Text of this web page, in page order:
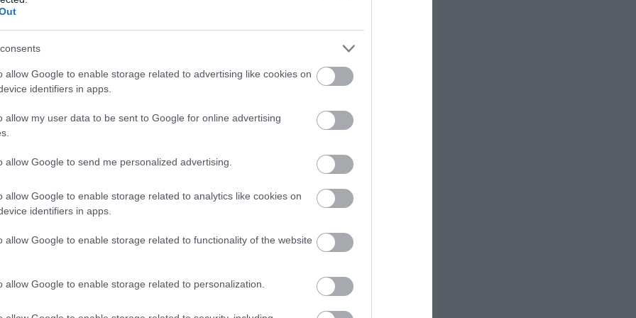
allow Google to enable storage related to advertising like cookies on
identifiers in apps.
allow my user data to be sent to Google for online advertising
allow Google to send me personalized advertising.
allow Google to enable storage related to analytics like cookies on
identifiers in apps.
allow Google to enable storage related to functionality of the website
allow Google to enable storage related to personalization.
κάτω από την συγκεκριμένη ανάρτηση.
έχει σχέση με τον επίσης γνωστό instagrammer,
Κοψιάλη, ενώ μαζί έχουν αποκτήσει κι έναν γιο, τον
φορά οι Ρώσοι δημοσιεύουν εκτοξεύσεις βαλλιστικών
της Ουκρανίας
«Μπορεί να επικοινωνήσει» λέει η οικογένεια του blogger